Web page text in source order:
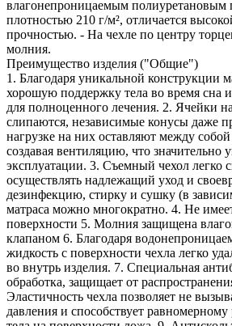
влагонепроницаемым полиуретановым
плотностью 210 г/м², отличается
прочностью. - На чехле по центру
молния.
Преимущество изделия ("Общие")
1. Благодаря уникальной конструкции
хорошую поддержку тела во время сна и
для полноценного лечения. 2. Ячейки
слипаются, независимые конусы даже
нагрузке на них оставляют между
создавая вентиляцию, что значительно
эксплуатации. 3. Съемный чехол легко
осуществлять надлежащий уход и
дезинфекцию, стирку и сушку (в
матраса можно многократно. 4. Не
поверхности 5. Молния защищена
клапаном 6. Благодаря
жидкость с поверхности чехла легко
во внутрь изделия. 7. Специальная
обработка, защищает от
Эластичность чехла позволяет не
давления и способствует